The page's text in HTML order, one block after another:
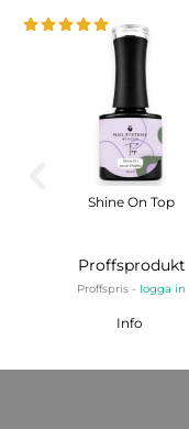
Shine On Top
Proffsprodukt
Proffspris - logga in
Info